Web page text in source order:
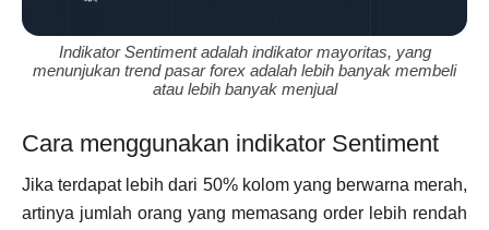
Indikator Sentiment adalah indikator mayoritas, yang
menunjukan trend pasar forex adalah lebih banyak membeli
atau lebih banyak menjual
Cara menggunakan indikator Sentiment
Jika terdapat lebih dari 50% kolom yang berwarna merah,
artinya jumlah orang yang memasang order lebih rendah